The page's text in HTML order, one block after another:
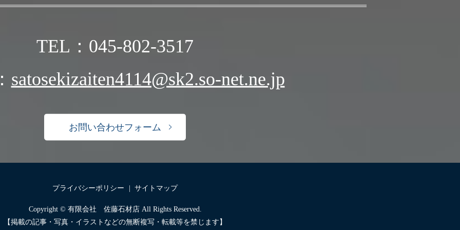
TEL：045-802-3517
satosekizaiten4114@sk2.so-net.ne.jp
お問い合わせフォーム
プライバシーポリシー サイトマップ
Copyright © 有限会社 佐藤石材店 All Rights Reserved.
【掲載の記事・写真・イラストなどの無断複写・転載等を禁じます】